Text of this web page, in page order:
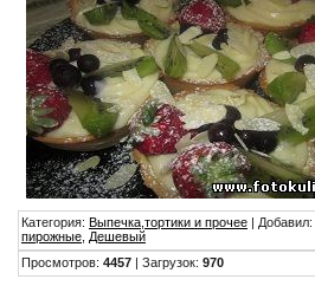
Категория: Выпечка,тортики и прочее | Добавил:
пирожные Дешевый
Просмотров: 4457 | Загрузок: 970